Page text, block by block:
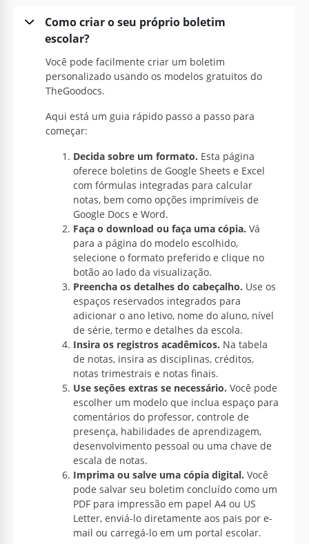
Como criar o seu próprio boletim
escolar?
Você pode facilmente criar um boletim
personalizado usando os modelos gratuitos do
TheGoodocs.
Aqui está um guia rápido passo a passo para
começar:
Decida sobre um formato. Esta página
oferece boletins de Google Sheets e Excel
com fórmulas integradas para calcular
notas, bem como opções imprimíveis de
Google Docs e Word.
Faça o download ou faça uma cópia. Vá
para a página do modelo escolhido,
selecione o formato preferido e clique no
botão ao lado da visualização.
Preencha os detalhes do cabeçalho. Use os
espaços reservados integrados para
adicionar o ano letivo, nome do aluno, nível
de série, termo e detalhes da escola.
Insira os registros acadêmicos. Na tabela
de notas, insira as disciplinas, créditos,
notas trimestrais e notas finais.
Use seções extras se necessário. Você pode
escolher um modelo que inclua espaço para
comentários do professor, controle de
presença, habilidades de aprendizagem,
desenvolvimento pessoal ou uma chave de
escala de notas.
Imprima ou salve uma cópia digital. Você
pode salvar seu boletim concluído como um
PDF para impressão em papel A4 ou US
Letter, enviá-lo diretamente aos pais por e-
mail ou carregá-lo em um portal escolar.